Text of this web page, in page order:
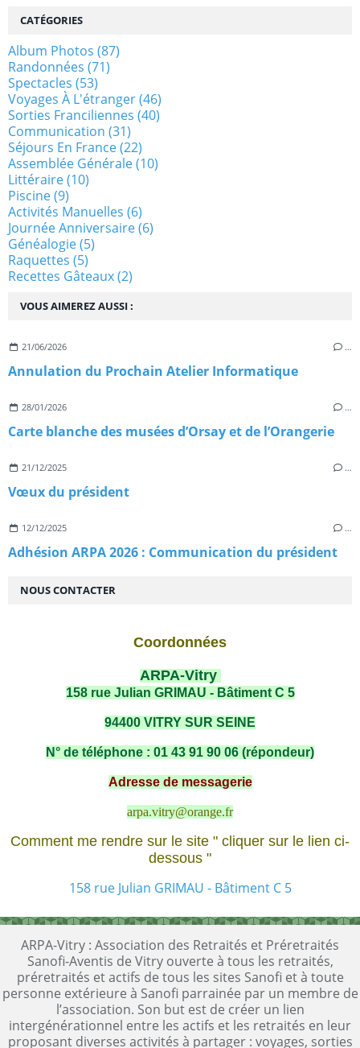
VOUS AIMEREZ AUSSI :
21/06/2026 …
Annulation du Prochain Atelier Informatique
28/01/2026 …
Carte blanche des musées d’Orsay et de l’Orangerie
21/12/2025 …
Vœux du président
12/12/2025 …
Adhésion ARPA 2026 : Communication du président
CATÉGORIES
Album Photos (87)
Randonnées (71)
Spectacles (53)
Voyages À L'étranger(46)
Sorties Franciliennes (40)
Communication (31)
Séjours En France(22)
Assemblée Générale(10)
Littéraire(10)
Piscine(9)
Activités Manuelles (6)
Journée Anniversaire(6)
Généalogie(5)
Raquettes (5)
Recettes Gâteaux(2)
NOUS CONTACTER
Coordonnées
ARPA-Vitry
158 rue Julian GRIMAU - Bâtiment C 5
94400 VITRY SUR SEINE
N° de téléphone : 01 43 91 90 06 (répondeur)
Adresse de messagerie
arpa.vitry@orange.fr
Comment me rendre sur le site " cliquer sur le lien ci-
dessous "
158 rue Julian GRIMAU - Bâtiment C 5
ARPA-Vitry : Association des Retraités et Préretraités
Sanofi-Aventis de Vitry ouverte à tous les retraités,
préretraités et actifs de tous les sites Sanofi et à toute
personne extérieure à Sanofi parrainée par un membre de
l’association. Son but est de créer un lien
intergénérationnel entre les actifs et les retraités en leur
proposant diverses activités à partager : voyages, sorties